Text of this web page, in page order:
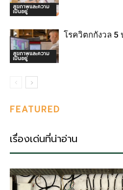
สุขภาพและความ
เป็นอยู่
สุขภาพและความ
เป็นอยู่
โรควิตกกังวล 5
FEATURED
เรื่องเด่นที่น่าอ่าน